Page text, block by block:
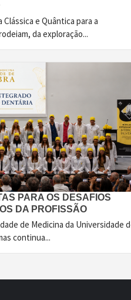
e Quântica para a
da exploração...
PARA OS DESAFIOS
DA PROFISSÃO
de Medicina da Universidade
continua...